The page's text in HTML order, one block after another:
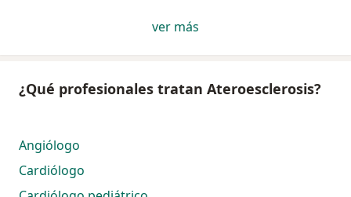
ver más
¿Qué profesionales tratan Ateroesclerosis?
Angiólogo
Cardiólogo